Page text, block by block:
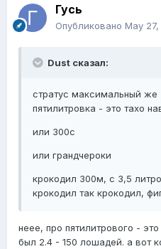
Гусь
Опубликовано May
Dust сказал:
стратус максимальный же
пятилитровка - это тахо
или 300с
или грандчероки
крокодил 300м, с 3,5
крокодил так крокодил,
неее, про пятилитрового -
был 2.4 - 150 лошадей. а вот